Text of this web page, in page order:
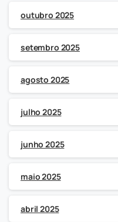
outubro 2025
setembro 2025
agosto 2025
julho 2025
junho 2025
maio 2025
abril 2025